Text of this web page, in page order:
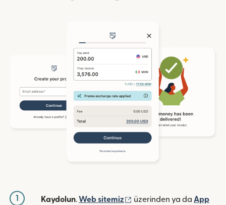
1 Kaydolun.Web sitemiz (yeni pencerede açılır)
üzerinden ya da App